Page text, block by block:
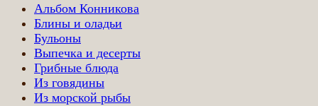
Альбом Конникова
Блины и оладьи
Бульоны
Выпечка и десерты
Грибные блюда
Из говядины
Из морской рыбы